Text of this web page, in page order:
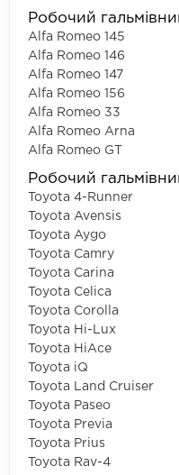
Робочий
Alfa Romeo 145
Alfa Romeo 146
Alfa Romeo 147
Alfa Romeo 156
Alfa Romeo 33
Alfa Romeo Arna
Alfa Romeo GT
Робочий
Toyota 4-Runner
Toyota Avensis
Toyota Aygo
Toyota Camry
Toyota Carina
Toyota Celica
Toyota Corolla
Toyota Hi-Lux
Toyota HiAce
Toyota iQ
Toyota Land Cruiser
Toyota Paseo
Toyota Previa
Toyota Prius
Toyota Rav-4